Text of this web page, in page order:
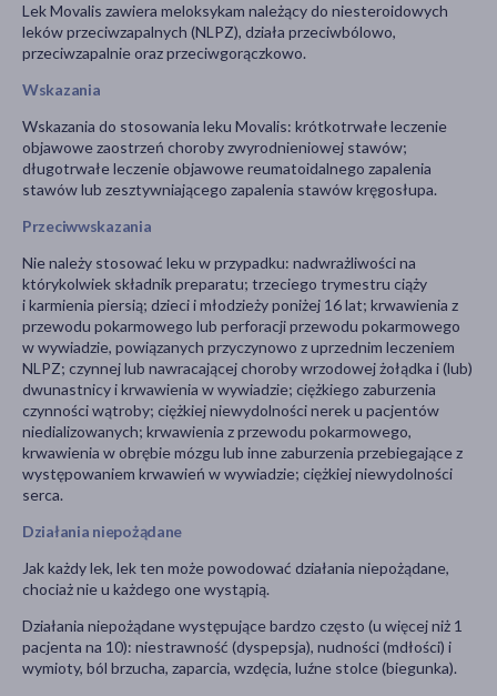
Lek Movalis zawiera meloksykam należący do niesteroidowych
leków przeciwzapalnych (NLPZ), działa przeciwbólowo,
przeciwzapalnie oraz przeciwgorączkowo.
Wskazania
Wskazania do stosowania leku Movalis: krótkotrwałe leczenie
objawowe zaostrzeń choroby zwyrodnieniowej stawów;
długotrwałe leczenie objawowe reumatoidalnego zapalenia
stawów lub zesztywniającego zapalenia stawów kręgosłupa.
Przeciwwskazania
Nie należy stosować leku w przypadku: nadwrażliwości na
którykolwiek składnik preparatu; trzeciego trymestru ciąży
i karmienia piersią; dzieci i młodzieży poniżej 16 lat; krwawienia z
przewodu pokarmowego lub perforacji przewodu pokarmowego
w wywiadzie, powiązanych przyczynowo z uprzednim leczeniem
NLPZ; czynnej lub nawracającej choroby wrzodowej żołądka i (lub)
dwunastnicy i krwawienia w wywiadzie; ciężkiego zaburzenia
czynności wątroby; ciężkiej niewydolności nerek u pacjentów
niedializowanych; krwawienia z przewodu pokarmowego,
krwawienia w obrębie mózgu lub inne zaburzenia przebiegające z
występowaniem krwawień w wywiadzie; ciężkiej niewydolności
serca.
Działania niepożądane
Jak każdy lek, lek ten może powodować działania niepożądane,
chociaż nie u każdego one wystąpią.
Działania niepożądane występujące bardzo często (u więcej niż 1
pacjenta na 10): niestrawność (dyspepsja), nudności (mdłości) i
wymioty, ból brzucha, zaparcia, wzdęcia, luźne stolce (biegunka).